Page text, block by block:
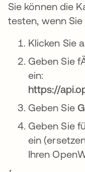
Sie können die
testen, wenn
Klicken Sie
Geben Sie
ein:
https://
Geben Sie
Geben Sie
ein
Ihren